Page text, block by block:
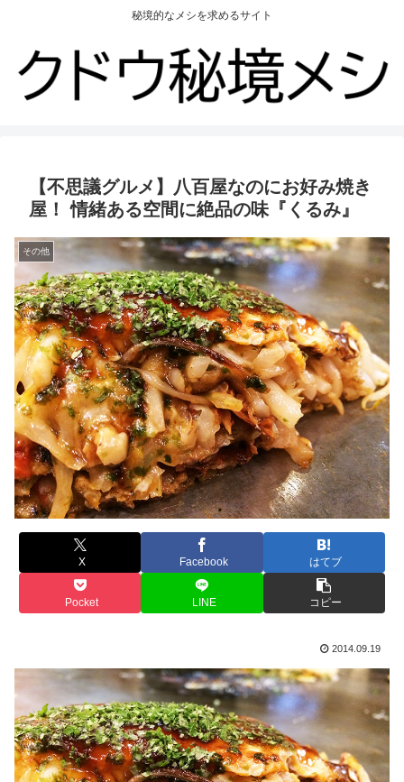
秘境的なメシを求めるサイト
【不思議グルメ】八百屋なのにお好み焼き
屋！ 情緒ある空間に絶品の味『くるみ』
その他
X Facebook はてブ
Pocket LINE コピー
2014.09.19